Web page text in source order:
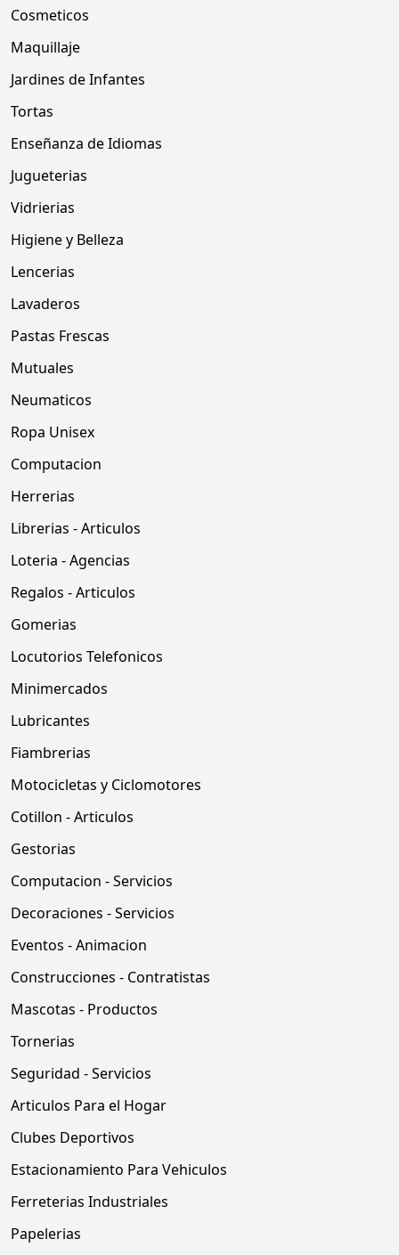
Cosmeticos
Maquillaje
Jardines de Infantes
Tortas
Enseñanza de Idiomas
Jugueterias
Vidrierias
Higiene y Belleza
Lencerias
Lavaderos
Pastas Frescas
Mutuales
Neumaticos
Ropa Unisex
Computacion
Herrerias
Librerias - Articulos
Loteria - Agencias
Regalos - Articulos
Gomerias
Locutorios Telefonicos
Minimercados
Lubricantes
Fiambrerias
Motocicletas y Ciclomotores
Cotillon - Articulos
Gestorias
Computacion - Servicios
Decoraciones - Servicios
Eventos - Animacion
Construcciones - Contratistas
Mascotas - Productos
Tornerias
Seguridad - Servicios
Articulos Para el Hogar
Clubes Deportivos
Estacionamiento Para Vehiculos
Ferreterias Industriales
Papelerias